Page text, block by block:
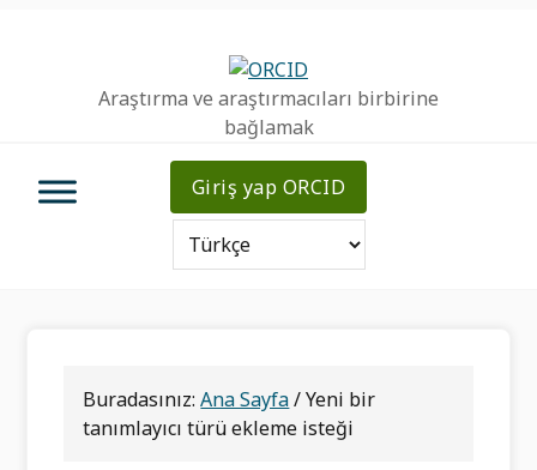
Araştırma ve araştırmacıları birbirine
bağlamak
Giriş yap ORCID
Buradasınız:Ana Sayfa/Yeni bir
tanımlayıcı türü ekleme isteği